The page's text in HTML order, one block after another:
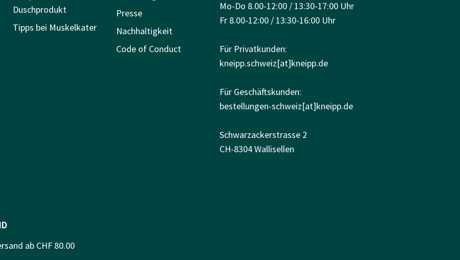
Duschprodukt
Tipps bei Muskelkater
Presse
Nachhaltigkeit
Code of Conduct
Mo-Do 8.00-12:00 / 13:30-17:00 Uhr
Fr 8.00-12:00 / 13:30-16:00 Uhr
Für Privatkunden:
kneipp.schweiz[at]kneipp.de
Für Geschäftskunden:
bestellungen-schweiz[at]kneipp.de
Schwarzackerstrasse 2
CH-8304 Wallisellen
ab CHF 80.00